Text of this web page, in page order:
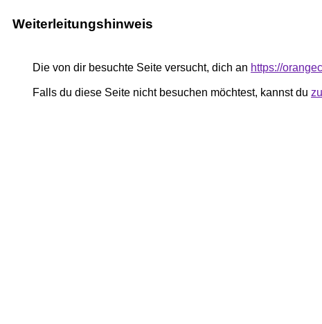
Weiterleitungshinweis
Die von dir besuchte Seite versucht, dich an https://
Falls du diese Seite nicht besuchen möchtest, kannst du